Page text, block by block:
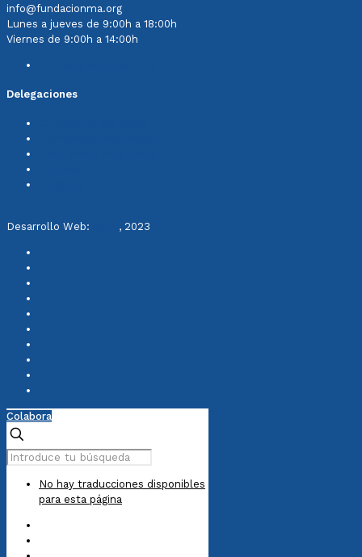
info@fundacionma.org
Lunes a jueves de 9:00h a 18:00h
Viernes de 9:00h a 14:00h
Delegaciones
Desarrollo Web: , 2023
Colabora
No hay traducciones disponibles
para esta página